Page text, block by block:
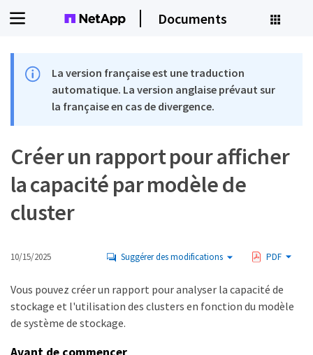
Documents
La version française est une traduction
automatique. La version anglaise prévaut sur
la française en cas de divergence.
Créer un rapport pour afficher
la capacité par modèle de
cluster
10/15/2025 Suggérer des modifications PDF
Vous pouvez créer un rapport pour analyser la capacité de
stockage et l'utilisation des clusters en fonction du modèle
de système de stockage.
Avant de commencer